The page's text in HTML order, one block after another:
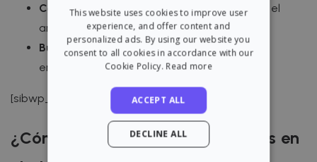
Contacta con la plataformadonde viste el
anuncio.
Busca asesoramiento legalsi firmaste o
enviaste documentación personal.
[sibwp_form id=17]
¿Cómo Zazume evita las estafas en
SPANISH
This website uses cookies to improve user
experience, and offer content and
personalized ads. By using our website you
consent to all cookies in accordance with our
Cookie Policy. Read more
ACCEPT ALL
DECLINE ALL